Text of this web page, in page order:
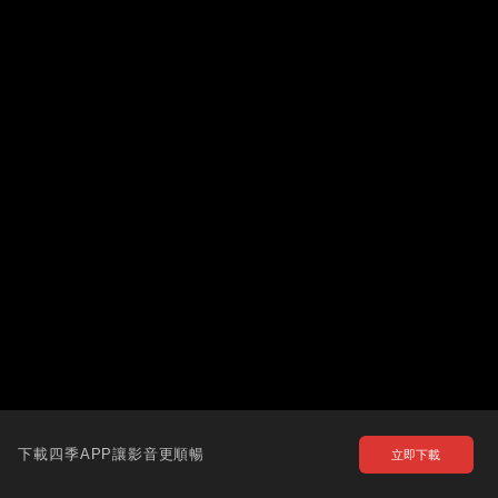
下載四季APP讓影音更順暢 立即下載